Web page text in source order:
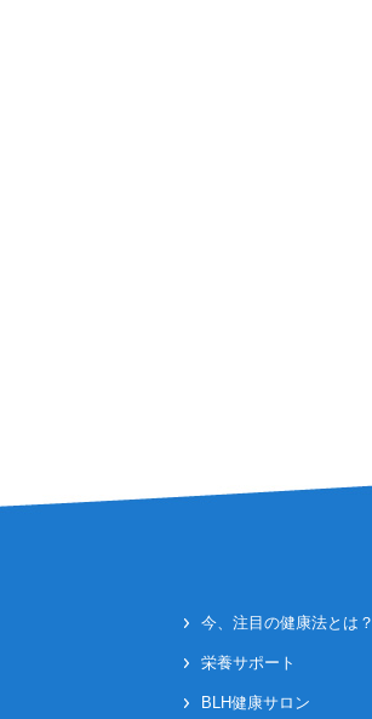
今、注目の健康法とは？
栄養サポート
BLH健康サロン